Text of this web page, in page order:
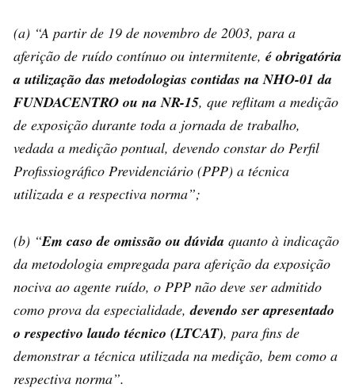
(a) “A partir de 19 de novembro de 2003, para a
aferição de ruído contínuo ou intermitente, é obrigatória
a utilização das metodologias contidas na NHO-01 da
FUNDACENTRO ou na NR-15, que reflitam a medição
de exposição durante toda a jornada de trabalho,
vedada a medição pontual, devendo constar do Perfil
Profissiográfico Previdenciário (PPP) a técnica
utilizada e a respectiva norma”;
(b) “Em caso de omissão ou dúvida quanto à indicação
da metodologia empregada para aferição da exposição
nociva ao agente ruído, o PPP não deve ser admitido
como prova da especialidade,devendo ser apresentado
o respectivo laudo técnico (LTCAT), para fins de
demonstrar a técnica utilizada na medição, bem como a
respectiva norma”.